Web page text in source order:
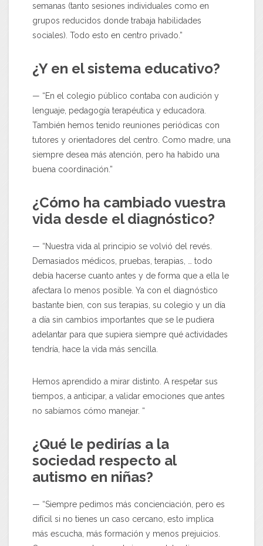
semanas (tanto sesiones individuales como en
grupos reducidos donde trabaja habilidades
sociales). Todo esto en centro privado.”
¿Y en el sistema educativo?
— “En el colegio público contaba con audición y
lenguaje, pedagogía terapéutica y educadora.
También hemos tenido reuniones periódicas con
tutores y orientadores del centro. Como madre, una
siempre desea más atención, pero ha habido una
buena coordinación.”
¿Cómo ha cambiado vuestra
vida desde el diagnóstico?
— “Nuestra vida al principio se volvió del revés.
Demasiados médicos, pruebas, terapias, … todo
debía hacerse cuanto antes y de forma que a ella le
afectara lo menos posible. Ya con el diagnóstico
bastante bien, con sus terapias, su colegio y un día
a día sin cambios importantes que se le pudiera
adelantar para que supiera siempre qué actividades
tendría, hace la vida más sencilla.
Hemos aprendido a mirar distinto. A respetar sus
tiempos, a anticipar, a validar emociones que antes
no sabíamos cómo manejar. “
¿Qué le pedirías a la
sociedad respecto al
autismo en niñas?
— “Siempre pedimos más concienciación, pero es
difícil si no tienes un caso cercano, esto implica
más escucha, más formación y menos prejuicios.